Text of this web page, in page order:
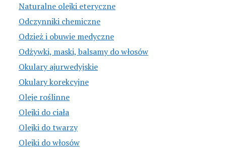
Naturalne olejki eteryczne
Odczynniki chemiczne
Odzież i obuwie medyczne
Odżywki, maski, balsamy do włosów
Okulary ajurwedyjskie
Okulary korekcyjne
Oleje roślinne
Olejki do ciała
Olejki do twarzy
Olejki do włosów